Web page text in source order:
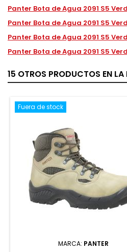
Panter Bota de Agua 2091 S5
Panter Bota de Agua 2091 S5
Panter Bota de Agua 2091 S5
Panter Bota de Agua 2091 S5
15 OTROS PRODUCTOS EN
Fuera de stock
MARCA: PANTER